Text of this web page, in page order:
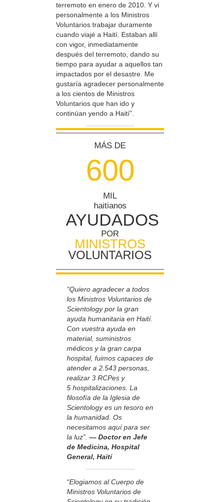
terremoto en enero de 2010. Y vi
personalmente a los Ministros
Voluntarios trabajar duramente
cuando viajé a Haití. Estaban allí
con vigor, inmediatamente
después del terremoto, dando su
tiempo para ayudar a aquellos tan
impactados por el desastre. Me
gustaría agradecer personalmente
a los cientos de Ministros
Voluntarios que han ido y
continúan yendo a Haití”.
MÁS DE
600
MIL
haitianos
AYUDADOS
POR
MINISTROS
VOLUNTARIOS
“Quiero agradecer a todos
los Ministros Voluntarios de
Scientology por la gran
ayuda humanitaria en Haití.
Con vuestra ayuda en
material, suministros
médicos y la gran carpa
hospital, fuimos capaces de
atender a 2.543 personas,
realizar 3 RCPes y
5 hospitalizaciones. La
filosofía de la Iglesia de
Scientology es un tesoro en
la humanidad. Os
necesitamos aquí para ser
la luz”. — Doctor en Jefe
de Medicina, Hospital
General, Haití
“Elogiamos al Cuerpo de
Ministros Voluntarios de